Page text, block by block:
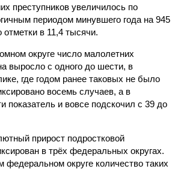
преступников увеличилось по
периодом минувшего года на 945
отметки в 11,4 тысячи.
округе число малолетних
выросло с одного до шести, в
где годом ранее таковых не было
восемь случаев, а в
показатель и вовсе подскочил с 39 до
прирост подростковой
в трёх федеральных округах.
округе количество таких